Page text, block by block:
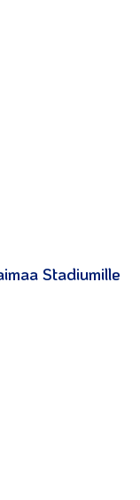
Stadiumille